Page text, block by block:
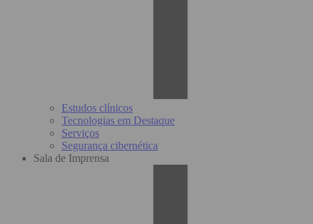
Estudos clínicos
Tecnologias em Destaque
Serviços
Segurança cibernética
Sala de Imprensa